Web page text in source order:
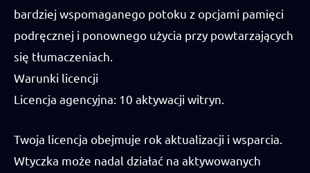
bardziej wspomaganego potoku z opcjami pamięci
podręcznej i ponownego użycia przy powtarzających
się tłumaczeniach.
Warunki licencji
Licencja agencyjna: 10 aktywacji witryn.
Twoja licencja obejmuje rok aktualizacji i wsparcia.
Wtyczka może nadal działać na aktywowanych